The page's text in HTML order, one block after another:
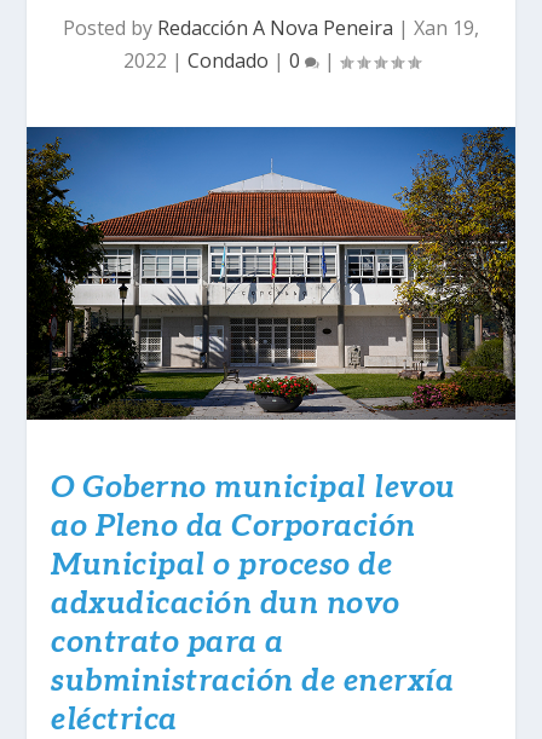
Posted by Redacción A Nova Peneira | Xan 19,
2022 | Condado | 0 |
O Goberno municipal levou
ao Pleno da Corporación
Municipal o proceso de
adxudicación dun novo
contrato para a
subministración de enerxía
eléctrica